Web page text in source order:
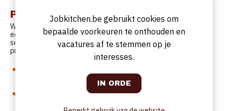
Profiel
We zijn op zoek naar een verantwoordelijke persoonlijkheid met
een scherp oog voor detail. Je begrijpt intuïtief de flow van een
service; zodra de bonnen binnenstromen, stel je de juiste
prioriteiten en anticipeer je op wat er komen gaat.
constructief met het team, zowel tijdens de focus van de
piekuren als op de rustige momenten.
Inzicht & prioriteitsstelling: Je beschikt over het nodige
Jobkitchen.be gebruikt cookies om
bepaalde voorkeuren te onthouden en
vacatures af te stemmen op je
interesses.